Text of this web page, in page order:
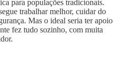
para populações tradicionais.
trabalhar melhor, cuidar do
Mas o ideal seria ter apoio
fez tudo sozinho, com muita